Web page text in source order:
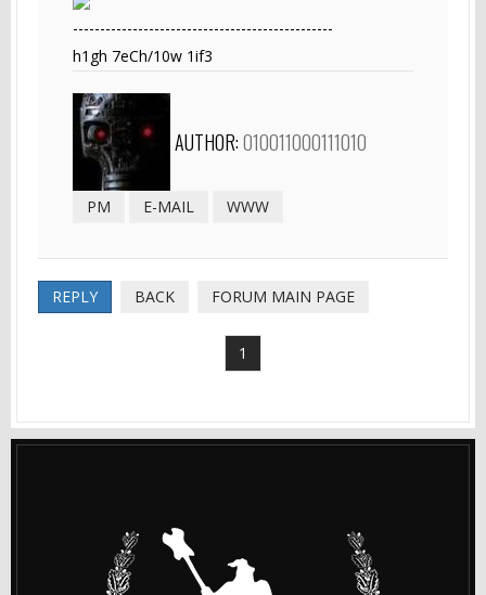
------------------------------------------------
h1gh 7eCh/10w 1if3
AUTHOR:010011000111010
PM E-MAIL WWW
REPLY BACK FORUM MAIN PAGE
1